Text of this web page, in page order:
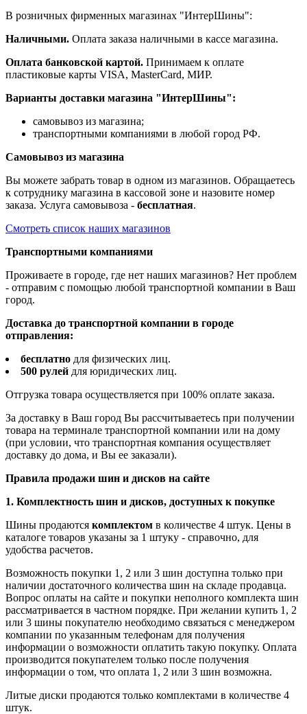
В розничных фирменных магазинах "ИнтерШины":
Наличными. Оплата заказа наличными в кассе магазина.
Оплата банковской картой. Принимаем к оплате
пластиковые карты VISA, MasterCard, МИР.
Варианты доставки магазина "ИнтерШины":
самовывоз из магазина;
транспортными компаниями в любой город РФ.
Самовывоз из магазина
Вы можете забрать товар в одном из магазинов. Обращаетесь
к сотруднику магазина в кассовой зоне и назовите номер
заказа. Услуга самовывоза - бесплатная.
Смотреть список наших магазинов
Транспортными компаниями
Проживаете в городе, где нет наших магазинов? Нет проблем
- отправим с помощью любой транспортной компании в Ваш
город.
Доставка до транспортной компании в городе
отправления:
бесплатно для физических лиц.
500 рулей для юридических лиц.
Отгрузка товара осуществляется при 100% оплате заказа.
За доставку в Ваш город Вы рассчитываетесь при получении
товара на терминале транспортной компании или на дому
(при условии, что транспортная компания осуществляет
доставку до дома, и Вы ее заказали).
Правила продажи шин и дисков на сайте
1. Комплектность шин и дисков, доступных к покупке
Шины продаются комплектом в количестве 4 штук. Цены в
каталоге товаров указаны за 1 штуку - справочно, для
удобства расчетов.
Возможность покупки 1, 2 или 3 шин доступна только при
наличии достаточного количества шин на складе продавца.
Вопрос оплаты на сайте и покупки неполного комплекта шин
рассматривается в частном порядке. При желании купить 1, 2
или 3 шины покупателю необходимо связаться с менеджером
компании по указанным телефонам для получения
информации о возможности оплатить такую покупку. Оплата
производится покупателем только после получения
информации о том, что оплата 1, 2 или 3 шин возможна.
Литые диски продаются только комплектами в количестве 4
штук.